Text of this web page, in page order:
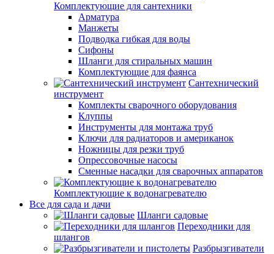
Комплектующие для сантехники
Арматура
Манжеты
Подводка гибкая для воды
Сифоны
Шланги для стиральных машин
Комплектующие для фаянса
Сантехнический
инструмент
Комплекты сварочного оборудования
Клуппы
Инструменты для монтажа труб
Ключи для радиаторов и американок
Ножницы для резки труб
Опрессовочные насосы
Сменные насадки для сварочных аппаратов
Комплектующие к водонагревателю
Все для сада и дачи
Шланги садовые
Переходники для
шлангов
Разбрызгиватели